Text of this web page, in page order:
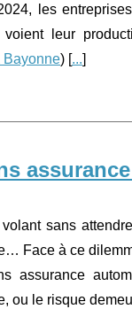
les
voient leur
Bayonne) [...]
sans
Face à ce
assurance
ou le risque